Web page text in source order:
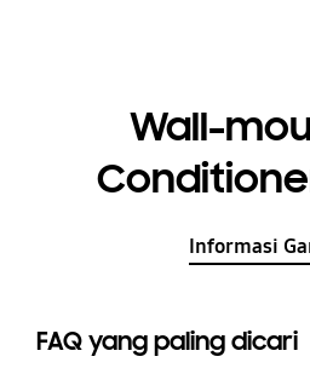
Wall-
Inverter
Informasi
FAQ yang paling dicari